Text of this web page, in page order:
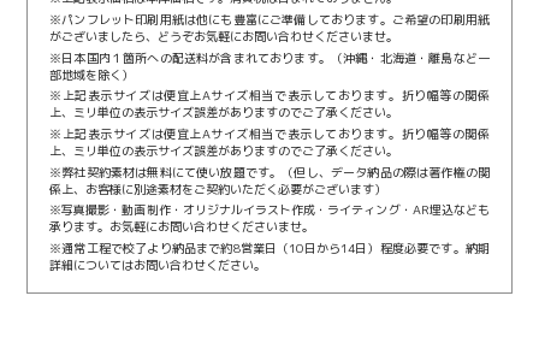
※パンフレット印刷用紙は他にも豊富にご準備しております。ご希望の印刷用紙
がございましたら、どうぞお気軽にお問い合わせくださいませ。
※日本国内１箇所への配送料が含まれております。（沖縄・北海道・離島など一
部地域を除く）
※上記表示サイズは便宜上Aサイズ相当で表示しております。折り幅等の関係
上、ミリ単位の表示サイズ誤差がありますのでご了承ください。
※上記表示サイズは便宜上Aサイズ相当で表示しております。折り幅等の関係
上、ミリ単位の表示サイズ誤差がありますのでご了承ください。
※弊社契約素材は無料にて使い放題です。（但し、データ納品の際は著作権の関
係上、お客様に別途素材をご契約いただく必要がございます）
※写真撮影・動画制作・オリジナルイラスト作成・ライティング・AR埋込なども
承ります。お気軽にお問い合わせくださいませ。
※通常工程で校了より納品まで約8営業日（10日から14日）程度必要です。納期
詳細についてはお問い合わせください。